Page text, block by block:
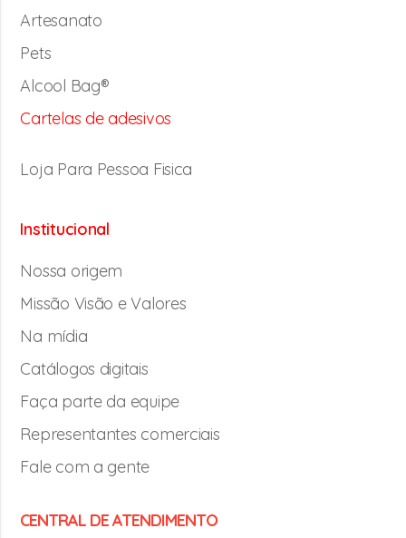
Artesanato
Pets
Alcool Bag®
Cartelas de adesivos
Loja Para Pessoa Fisica
Institucional
Nossa origem
Missão Visão e Valores
Na mídia
Catálogos digitais
Faça parte da equipe
Representantes comerciais
Fale com a gente
CENTRAL DE ATENDIMENTO